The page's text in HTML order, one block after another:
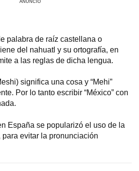
ANUNCIO
palabra de raíz castellana o
del nahuatl y su ortografía, en
a las reglas de dicha lengua.
significa una cosa y “Mehi”
Por lo tanto escribir “México” con
España se popularizó el uso de la
para evitar la pronunciación